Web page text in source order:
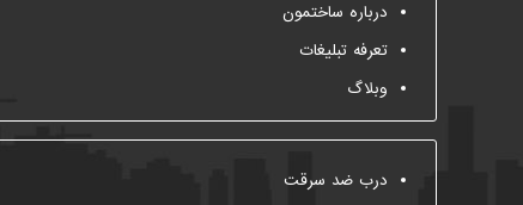
درباره ساختمون
تعرفه تبلیغات
وبلاگ
درب ضد سرقت